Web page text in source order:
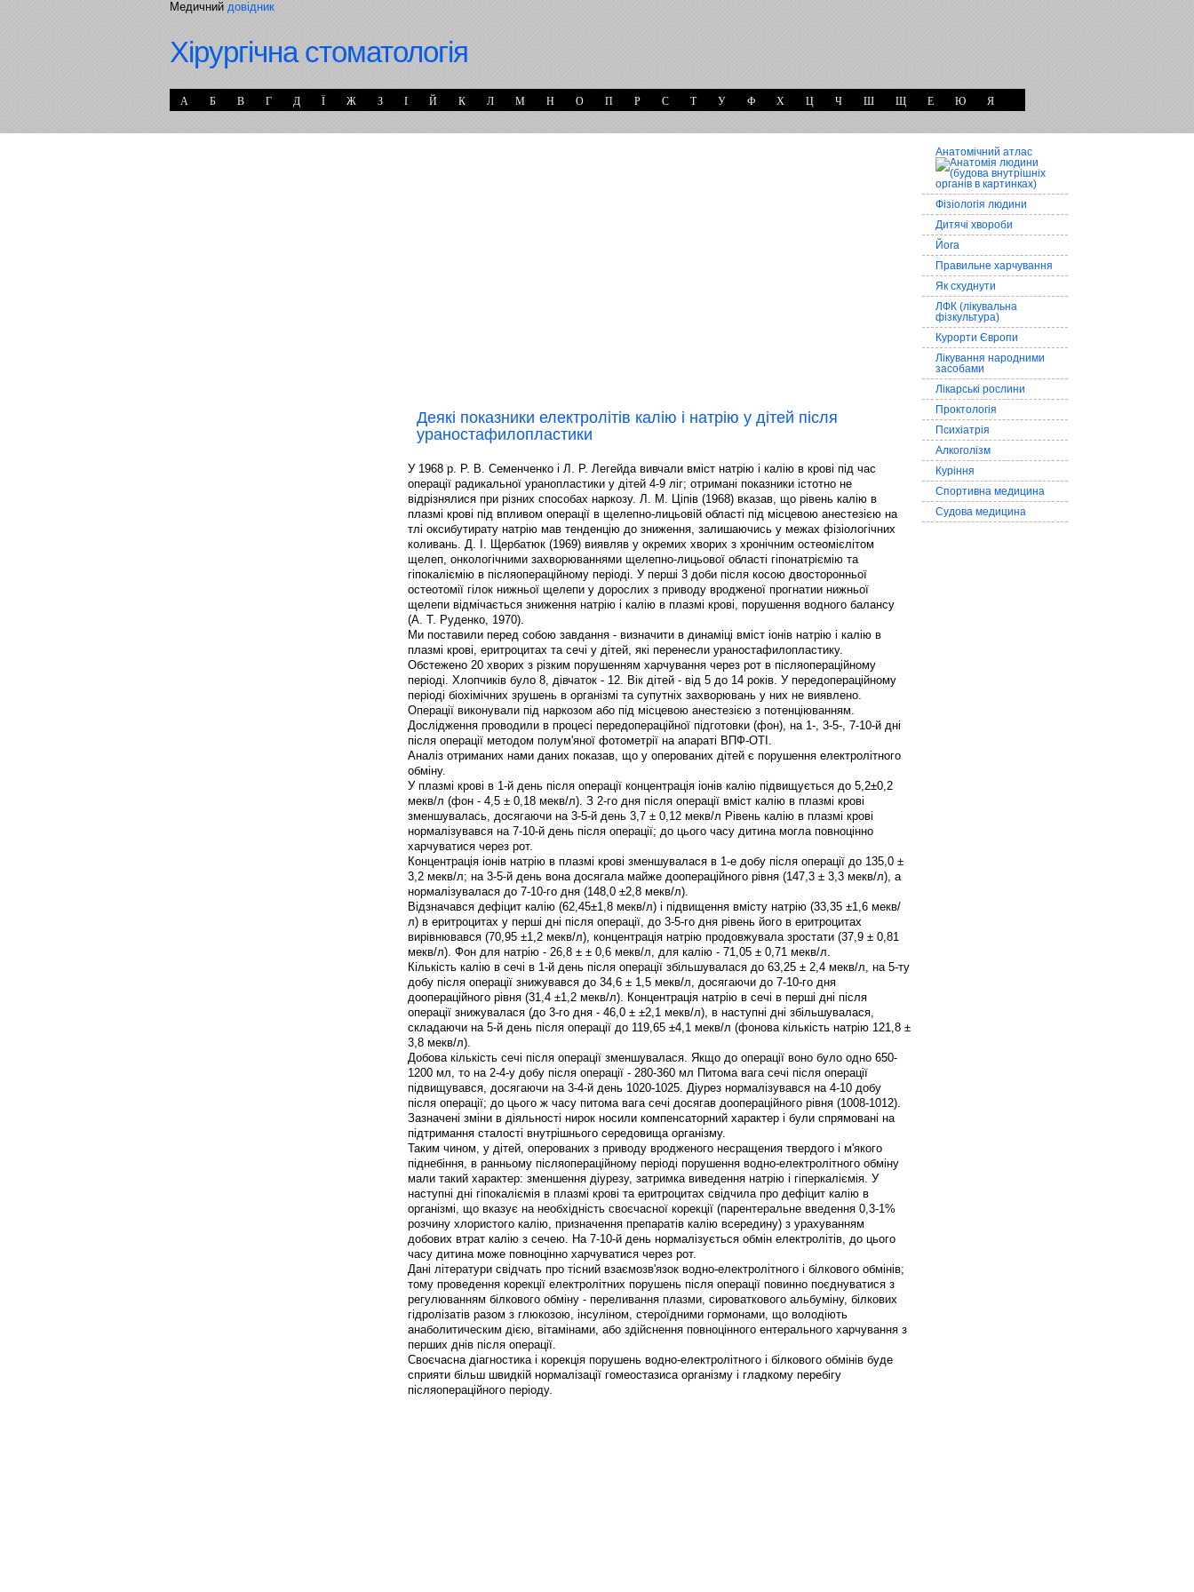
Медичнийдовідник
Хірургічна стоматологія
А Б В Г Д Ї Ж З І Й К Л М Н О П Р С Т У Ф Х Ц Ч Ш Щ Е Ю Я
Деякі показники електролітів калію і натрію у дітей після
ураностафилопластики
У 1968 р. Р. В. Семенченко і Л. Р. Легейда вивчали вміст натрію і калію в крові під час
операції радикальної уранопластики у дітей 4-9 ліг; отримані показники істотно не
відрізнялися при різних способах наркозу. Л. М. Ціпів (1968) вказав, що рівень калію в
плазмі крові під впливом операції в щелепно-лицьовій області під місцевою анестезією на
тлі оксибутирату натрію мав тенденцію до зниження, залишаючись у межах фізіологічних
коливань. Д. І. Щербатюк (1969) виявляв у окремих хворих з хронічним остеомієлітом
щелеп, онкологічними захворюваннями щелепно-лицьової області гіпонатріємію та
гіпокаліємію в післяопераційному періоді. У перші 3 доби після косою двосторонньої
остеотомії гілок нижньої щелепи у дорослих з приводу вродженої прогнатии нижньої
щелепи відмічається зниження натрію і калію в плазмі крові, порушення водного балансу
(А. Т. Руденко, 1970).
Ми поставили перед собою завдання - визначити в динаміці вміст іонів натрію і калію в
плазмі крові, еритроцитах та сечі у дітей, які перенесли ураностафилопластику.
Обстежено 20 хворих з різким порушенням харчування через рот в післяопераційному
періоді. Хлопчиків було 8, дівчаток - 12. Вік дітей - від 5 до 14 років. У передопераційному
періоді біохімічних зрушень в організмі та супутніх захворювань у них не виявлено.
Операції виконували під наркозом або під місцевою анестезією з потенціюванням.
Дослідження проводили в процесі передопераційної підготовки (фон), на 1-, 3-5-, 7-10-й дні
після операції методом полум'яної фотометрії на апараті ВПФ-ОТІ.
Аналіз отриманих нами даних показав, що у оперованих дітей є порушення електролітного
обміну.
У плазмі крові в 1-й день після операції концентрація іонів калію підвищується до 5,2±0,2
мекв/л (фон - 4,5 ± 0,18 мекв/л). З 2-го дня після операції вміст калію в плазмі крові
зменшувалась, досягаючи на 3-5-й день 3,7 ± 0,12 мекв/л Рівень калію в плазмі крові
нормалізувався на 7-10-й день після операції; до цього часу дитина могла повноцінно
харчуватися через рот.
Концентрація іонів натрію в плазмі крові зменшувалася в 1-е добу після операції до 135,0 ±
3,2 мекв/л; на 3-5-й день вона досягала майже доопераційного рівня (147,3 ± 3,3 мекв/л), а
нормалізувалася до 7-10-го дня (148,0 ±2,8 мекв/л).
Відзначався дефіцит калію (62,45±1,8 мекв/л) і підвищення вмісту натрію (33,35 ±1,6 мекв/
л) в еритроцитах у перші дні після операції, до 3-5-го дня рівень його в еритроцитах
вирівнювався (70,95 ±1,2 мекв/л), концентрація натрію продовжувала зростати (37,9 ± 0,81
мекв/л). Фон для натрію - 26,8 ± ± 0,6 мекв/л, для калію - 71,05 ± 0,71 мекв/л.
Кількість калію в сечі в 1-й день після операції збільшувалася до 63,25 ± 2,4 мекв/л, на 5-ту
добу після операції знижувався до 34,6 ± 1,5 мекв/л, досягаючи до 7-10-го дня
доопераційного рівня (31,4 ±1,2 мекв/л). Концентрація натрію в сечі в перші дні після
операції знижувалася (до 3-го дня - 46,0 ± ±2,1 мекв/л), в наступні дні збільшувалася,
складаючи на 5-й день після операції до 119,65 ±4,1 мекв/л (фонова кількість натрію 121,8 ±
3,8 мекв/л).
Добова кількість сечі після операції зменшувалася. Якщо до операції воно було одно 650-
1200 мл, то на 2-4-у добу після операції - 280-360 мл Питома вага сечі після операції
підвищувався, досягаючи на 3-4-й день 1020-1025. Діурез нормалізувався на 4-10 добу
після операції; до цього ж часу питома вага сечі досягав доопераційного рівня (1008-1012).
Зазначені зміни в діяльності нирок носили компенсаторний характер і були спрямовані на
підтримання сталості внутрішнього середовища організму.
Таким чином, у дітей, оперованих з приводу вродженого несращения твердого і м'якого
піднебіння, в ранньому післяопераційному періоді порушення водно-електролітного обміну
мали такий характер: зменшення діурезу, затримка виведення натрію і гіперкаліємія. У
наступні дні гіпокаліємія в плазмі крові та еритроцитах свідчила про дефіцит калію в
організмі, що вказує на необхідність своєчасної корекції (парентеральне введення 0,3-1%
розчину хлористого калію, призначення препаратів калію всередину) з урахуванням
добових втрат калію з сечею. На 7-10-й день нормалізується обмін електролітів, до цього
часу дитина може повноцінно харчуватися через рот.
Дані літератури свідчать про тісний взаємозв'язок водно-електролітного і білкового обмінів;
тому проведення корекції електролітних порушень після операції повинно поєднуватися з
регулюванням білкового обміну - переливання плазми, сироваткового альбуміну, білкових
гідролізатів разом з глюкозою, інсуліном, стероїдними гормонами, що володіють
анаболитическим дією, вітамінами, або здійснення повноцінного ентерального харчування з
перших днів після операції.
Своєчасна діагностика і корекція порушень водно-електролітного і білкового обмінів буде
сприяти більш швидкій нормалізації гомеостазиса організму і гладкому перебігу
післяопераційного періоду.
Анатомічний атлас
Фізіологія людини
Дитячі хвороби
Йога
Правильне харчування
Як схуднути
ЛФК (лікувальна
фізкультура)
Курорти Європи
Лікування народними
засобами
Лікарські рослини
Проктологія
Психіатрія
Алкоголізм
Куріння
Спортивна медицина
Судова медицина